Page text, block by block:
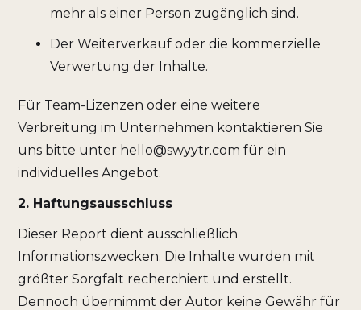
mehr als einer Person zugänglich sind.
Der Weiterverkauf oder die kommerzielle
Verwertung der Inhalte.
Für Team-Lizenzen oder eine weitere
Verbreitung im Unternehmen kontaktieren Sie
uns bitte unter hello@swyytr.com für ein
individuelles Angebot.
2. Haftungsausschluss
Dieser Report dient ausschließlich
Informationszwecken. Die Inhalte wurden mit
größter Sorgfalt recherchiert und erstellt.
Dennoch übernimmt der Autor keine Gewähr für